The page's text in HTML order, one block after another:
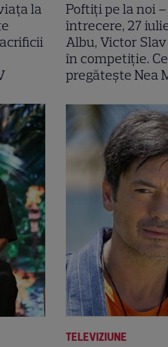
la
Poftiți pe la noi
întrecere, 27
Albu, Victor
în competiție.
pregătește Nea
TELEVIZIUNE